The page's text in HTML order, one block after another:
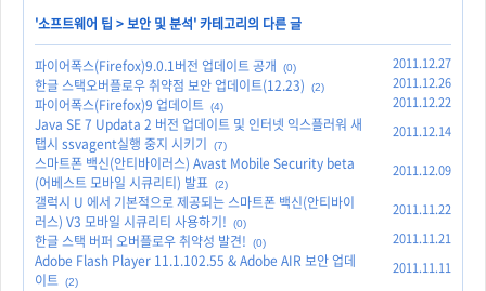
'소프트웨어 팁 >보안 및 분석' 카테고리의 다른 글
파이어폭스(Firefox)9.0.1버전 업데이트 공개 (0) 2011.12.27
한글 스택오버플로우 취약점 보안 업데이트(12.23) (2) 2011.12.26
파이어폭스(Firefox)9 업데이트 (4) 2011.12.22
Java SE 7 Updata 2 버전 업데이트 및 인터넷 익스플러워 새
탭시 ssvagent실행 중지 시키기
(7)
2011.12.14
스마트폰 백신(안티바이러스) Avast Mobile Security beta
(어베스트 모바일 시큐리티) 발표 (2)
2011.12.09
갤럭시 U 에서 기본적으로 제공되는 스마트폰 백신(안티바이
러스) V3 모바일 시큐리티 사용하기!
(0)
2011.11.22
한글 스택 버퍼 오버플로우 취약성 발견! (0) 2011.11.21
Adobe Flash Player 11.1.102.55 & Adobe AIR 보안 업데
이트 (2)
2011.11.11